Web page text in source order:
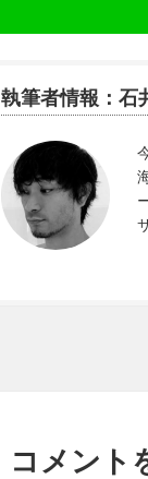
執筆者情報：石
コメント